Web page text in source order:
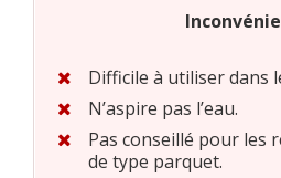
Difficile à utiliser dans
N’aspire pas l’eau.
Pas conseillé pour les
de type parquet.